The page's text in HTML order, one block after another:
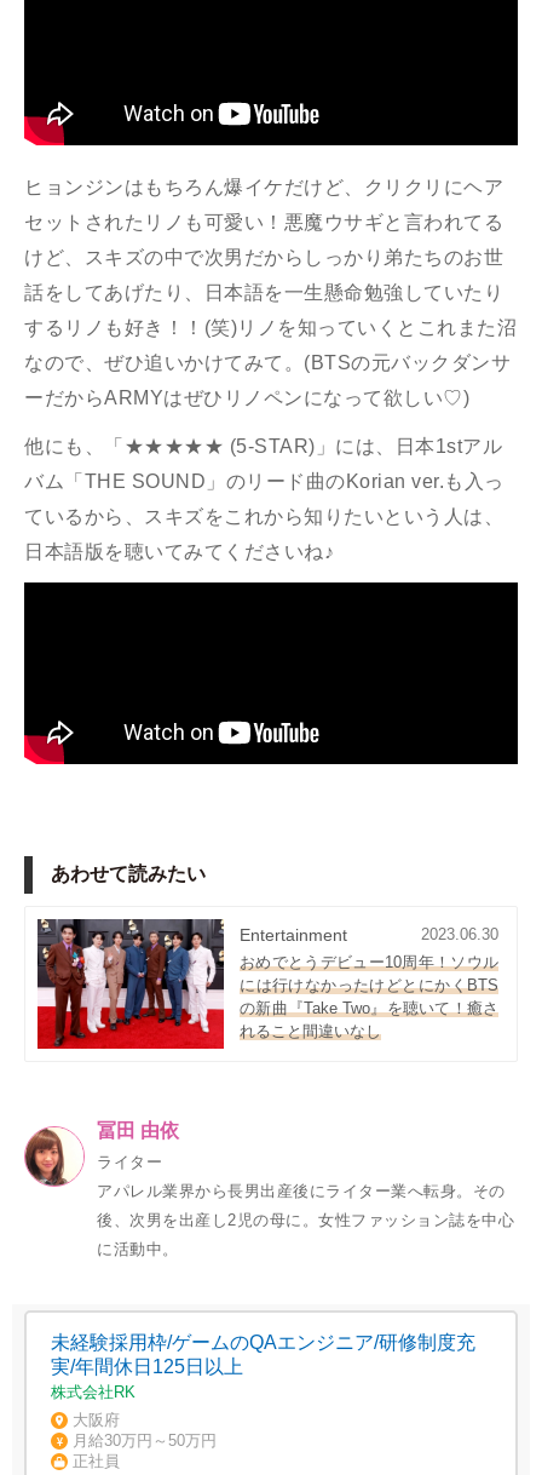
ヒョンジンはもちろん爆イケだけど、クリクリにヘア
セットされたリノも可愛い！悪魔ウサギと言われてる
けど、スキズの中で次男だからしっかり弟たちのお世
話をしてあげたり、日本語を一生懸命勉強していたり
するリノも好き！！(笑)リノを知っていくとこれまた沼
なので、ぜひ追いかけてみて。(BTSの元バックダンサ
ーだからARMYはぜひリノペンになって欲しい♡)
他にも、「★★★★★ (5-STAR)」には、日本1stアル
バム「THE SOUND」のリード曲のKorian ver.も入っ
ているから、スキズをこれから知りたいという人は、
日本語版を聴いてみてくださいね♪
あわせて読みたい
Entertainment
2023.06.30
おめでとうデビュー10周年！ソウル
には行けなかったけどとにかくBTS
の新曲『Take Two』を聴いて！癒さ
れること間違いなし
冨田 由依
ライター
アパレル業界から長男出産後にライター業へ転身。その
後、次男を出産し2児の母に。女性ファッション誌を中心
に活動中。
未経験採用枠/ゲームのQAエンジニア/研修制度充
実/年間休日125日以上
株式会社RK
大阪府
月給30万円～50万円
正社員